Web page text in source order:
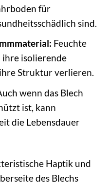
für
sind.
Feuchte
isolierende
Struktur verlieren.
wenn das Blech
ist, kann
die Lebensdauer
Haptik und
des Blechs